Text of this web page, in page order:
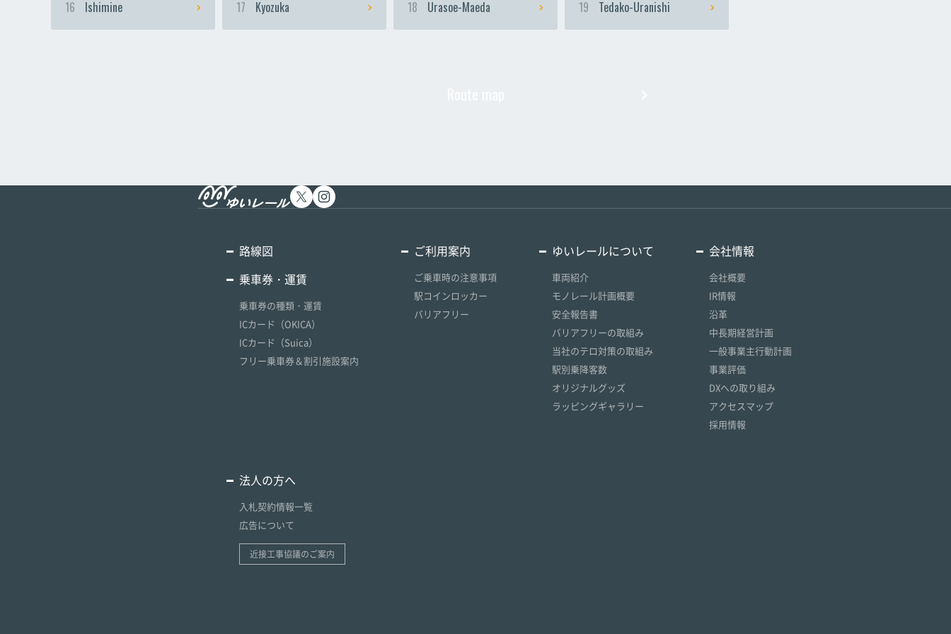
16 Ishimine 17 Kyozuka 18 Urasoe-Maeda 19 Tedako-Uranishi
路線図
乗車券・運賃
乗車券の種類・運賃
ICカード（OKICA）
ICカード（Suica）
フリー乗車券＆割引施設案内
ご利用案内
ご乗車時の注意事項
駅コインロッカー
バリアフリー
ゆいレールについて
車両紹介
モノレール計画概要
安全報告書
バリアフリーの取組み
当社のテロ対策の取組み
駅別乗降客数
オリジナルグッズ
ラッピングギャラリー
会社情報
会社概要
IR情報
沿革
中長期経営計画
一般事業主行動計画
事業評価
DXへの取り組み
アクセスマップ
採用情報
法人の方へ
入札契約情報一覧
広告について
近接工事協議のご案内